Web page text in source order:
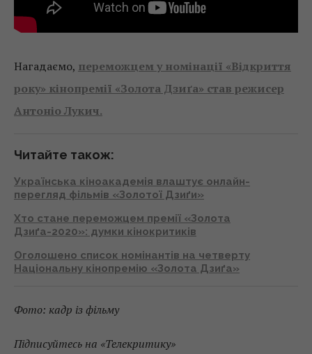
Нагадаємо, переможцем у номінації «Відкриття
року» кінопремії «Золота Дзиґа» став режисер
Антоніо Лукич.
Читайте також:
Українська кіноакадемія влаштує онлайн-
перегляд фільмів «Золотої Дзиґи»
Хто стане переможцем премії «Золота
Дзиґа-2020»: думки кінокритиків
Оголошено список номінантів на четверту
Національну кінопремію «Золота Дзиґа»
Фото: кадр із фільму
Підписуйтесь на «Телекритику»